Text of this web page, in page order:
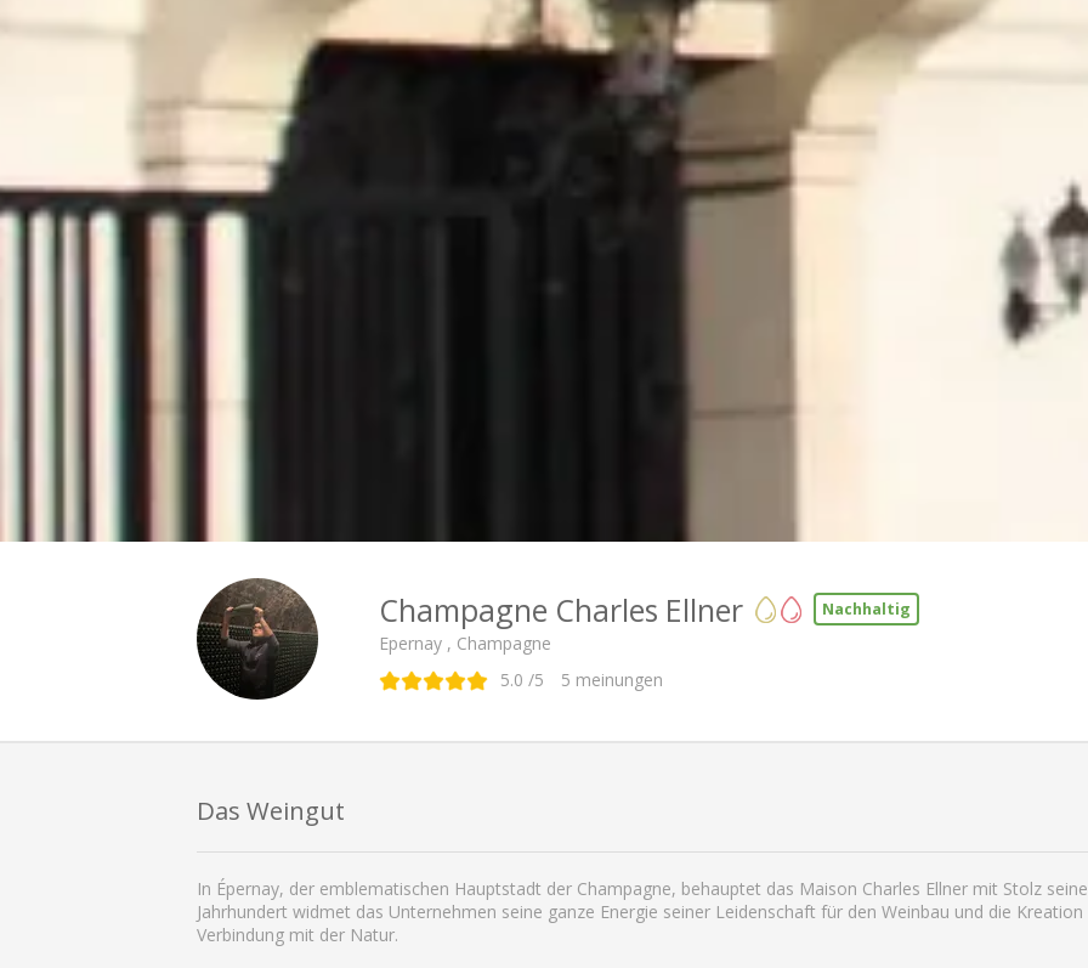
Champagne Charles Ellner Nachhaltig
Epernay , Champagne
5.0 /5 5 meinungen
Das Weingut
In Épernay, der emblematischen Hauptstadt der Champagne, behauptet das Maison Charles Ellner mit Stolz
Jahrhundert widmet das Unternehmen seine ganze Energie seiner Leidenschaft für den Weinbau und die
Verbindung mit der Natur.